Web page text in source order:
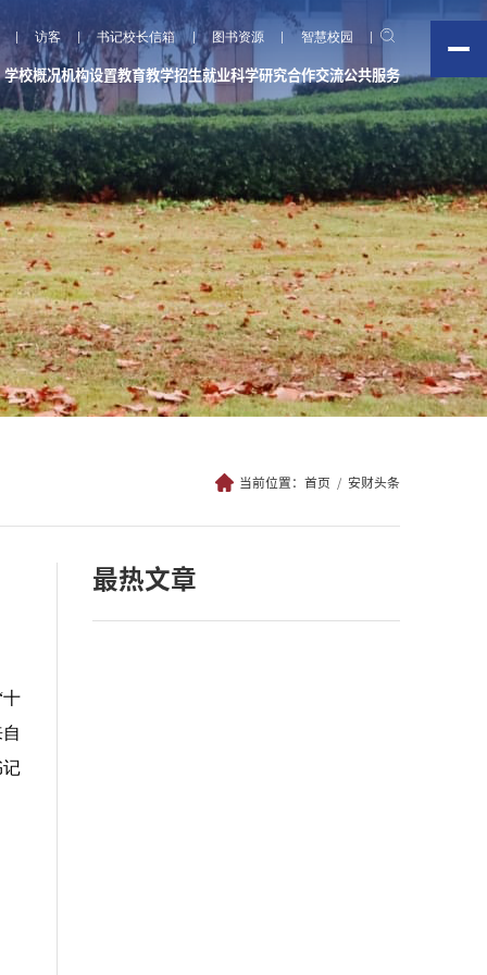
访客 书记校长信箱 图书资源 智慧校园
学校概况机构设置教育教学招生就业科学研究合作交流公共服务
当前位置：首页 安财头条
十
记
最热文章